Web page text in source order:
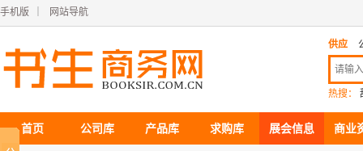
手机版 网站导航
供应
热搜：
首页 公司库 产品库 求购库 展会信息 商业